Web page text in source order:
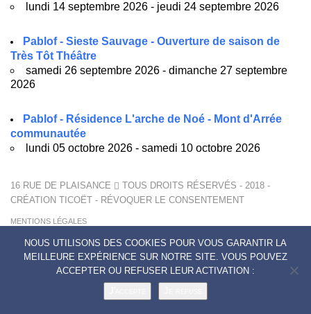
lundi 14 septembre 2026 - jeudi 24 septembre 2026
Pablof - Sieste Sauvage - Ouverture de saison de
Très Tôt Théâtre
samedi 26 septembre 2026 - dimanche 27 septembre
2026
Pablof - Résidence L'arche de Noé - Mont d'Arrée
communautée
lundi 05 octobre 2026 - samedi 10 octobre 2026
16 RUE DE PLAISANCE
TOUS DROITS RÉSERVÉS - 2018 -
CRÉATION TICOËT - RÉVOQUER LE CONSENTEMENT
MENTIONS LÉGALES
CONTACTS
NOUS UTILISONS DES COOKIES POUR VOUS GARANTIR LA
MEILLEURE EXPÉRIENCE SUR NOTRE SITE. VOUS POUVEZ
ACCEPTER OU REFUSER LEUR ACTIVATION :